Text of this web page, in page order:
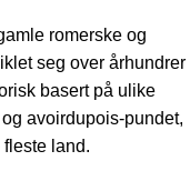
romerske og
seg over århundrer
basert på ulike
avoirdupois-pundet,
land.